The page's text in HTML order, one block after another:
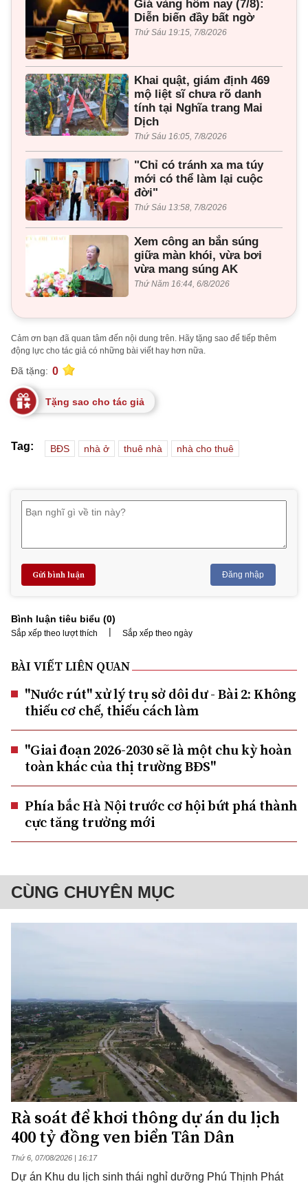
Giá vàng hôm nay (7/8):
Diễn biến đầy bất ngờ
Thứ Sáu 19:15, 7/8/2026
Khai quật, giám định 469
mộ liệt sĩ chưa rõ danh
tính tại Nghĩa trang Mai
Dịch
Thứ Sáu 16:05, 7/8/2026
"Chỉ có tránh xa ma túy
mới có thể làm lại cuộc
đời"
Thứ Sáu 13:58, 7/8/2026
Xem công an bắn súng
giữa màn khói, vừa bơi
vừa mang súng AK
Thứ Năm 16:44, 6/8/2026
Cảm ơn bạn đã quan tâm đến nội dung trên. Hãy tặng sao để tiếp thêm
động lực cho tác giả có những bài viết hay hơn nữa.
Đã tặng: 0
Tặng sao cho tác giả
Tag: BĐS nhà ở thuê nhà nhà cho thuê
Gửi bình luận Đăng nhập
Bình luận tiêu biểu (0)
Sắp xếp theo lượt thích | Sắp xếp theo ngày
BÀI VIẾT LIÊN QUAN
"Nước rút" xử lý trụ sở dôi dư - Bài 2: Không
thiếu cơ chế, thiếu cách làm
"Giai đoạn 2026-2030 sẽ là một chu kỳ hoàn
toàn khác của thị trường BĐS"
Phía bắc Hà Nội trước cơ hội bứt phá thành
cực tăng trưởng mới
CÙNG CHUYÊN MỤC
Rà soát để khơi thông dự án du lịch
400 tỷ đồng ven biển Tân Dân
Thứ 6, 07/08/2026 | 16:17
Dự án Khu du lịch sinh thái nghỉ dưỡng Phú Thịnh Phát